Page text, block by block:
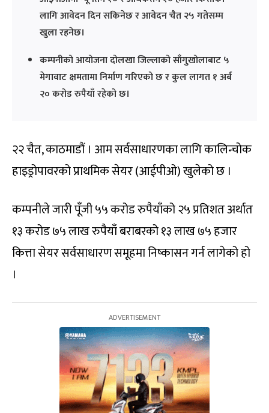
लागि आवेदन दिन सकिनेछ र आवेदन चैत २५ गतेसम्म
खुला रहनेछ।
कम्पनीको आयोजना दोलखा जिल्लाको साँगुखोलाबाट ५
मेगावाट क्षमतामा निर्माण गरिएको छ र कुल लागत १ अर्ब
२० करोड रुपैयाँ रहेको छ।
२२ चैत, काठमाडौं । आम सर्वसाधारणका लागि कालिन्चोक
हाइड्रोपावरको प्राथमिक सेयर (आईपीओ) खुलेको छ ।
कम्पनीले जारी पूँजी ५५ करोड रुपैयाँको २५ प्रतिशत अर्थात
१३ करोड ७५ लाख रुपैयाँ बराबरको १३ लाख ७५ हजार
कित्ता सेयर सर्वसाधारण समूहमा निष्कासन गर्न लागेको हो
।